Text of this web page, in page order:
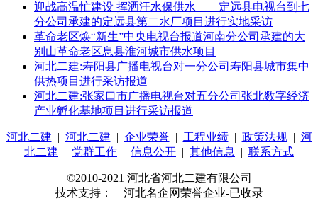
迎战高温忙建设 挥洒汗水保供水——定远县电视台到七
分公司承建的定远县第二水厂项目进行实地采访
革命老区焕“新生”中央电视台报道河南分公司承建的大
别山革命老区息县淮河城市供水项目
河北二建:寿阳县广播电视台对一分公司寿阳县城市集中
供热项目进行采访报道
河北二建:张家口市广播电视台对五分公司张北数字经济
产业孵化基地项目进行采访报道
河北二建 | 河北二建 | 企业荣誉| 工程业绩| 政策法规| 河
北二建 | 党群工作 | 信息公开 | 其他信息 | 联系方式
©2010-2021 河北省河北二建有限公司
技术支持： 河北名企网荣誉企业-已收录